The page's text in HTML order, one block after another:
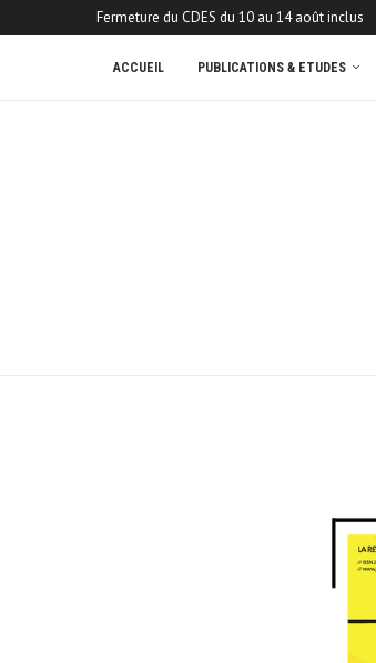
Fermeture du CDES du 10 au 14 août inclus
ACCUEIL PUBLICATIONS & ETUDES